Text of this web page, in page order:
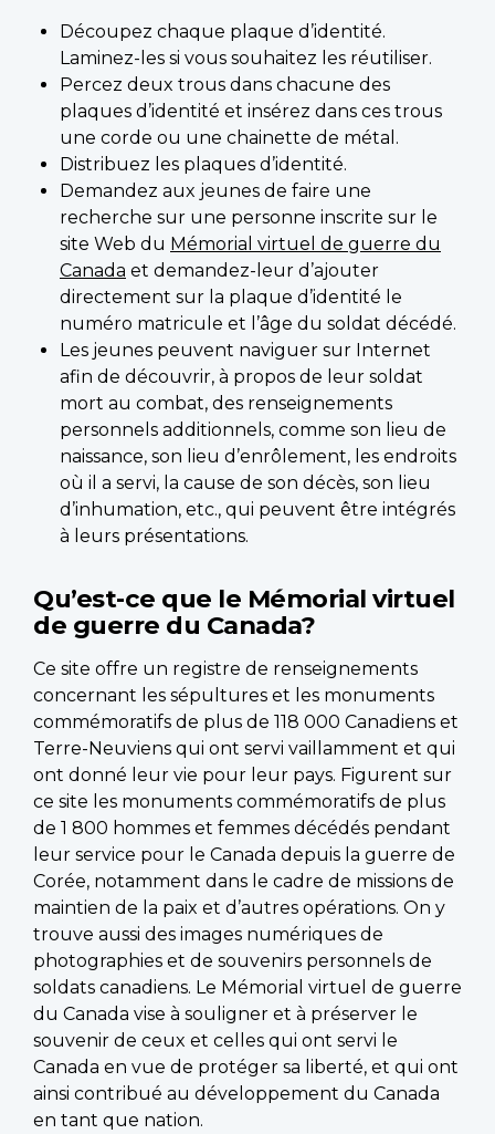
Découpez chaque plaque d’identité.
Laminez-les si vous souhaitez les réutiliser.
Percez deux trous dans chacune des
plaques d’identité et insérez dans ces trous
une corde ou une chainette de métal.
Distribuez les plaques d’identité.
Demandez aux jeunes de faire une
recherche sur une personne inscrite sur le
site Web du Mémorial virtuel de guerre du
Canada et demandez-leur d’ajouter
directement sur la plaque d’identité le
numéro matricule et l’âge du soldat décédé.
Les jeunes peuvent naviguer sur Internet
afin de découvrir, à propos de leur soldat
mort au combat, des renseignements
personnels additionnels, comme son lieu de
naissance, son lieu d’enrôlement, les endroits
où il a servi, la cause de son décès, son lieu
d’inhumation, etc., qui peuvent être intégrés
à leurs présentations.
Qu’est-ce que le Mémorial virtuel
de guerre du Canada?
Ce site offre un registre de renseignements
concernant les sépultures et les monuments
commémoratifs de plus de 118 000 Canadiens et
Terre-Neuviens qui ont servi vaillamment et qui
ont donné leur vie pour leur pays. Figurent sur
ce site les monuments commémoratifs de plus
de 1 800 hommes et femmes décédés pendant
leur service pour le Canada depuis la guerre de
Corée, notamment dans le cadre de missions de
maintien de la paix et d’autres opérations. On y
trouve aussi des images numériques de
photographies et de souvenirs personnels de
soldats canadiens. Le Mémorial virtuel de guerre
du Canada vise à souligner et à préserver le
souvenir de ceux et celles qui ont servi le
Canada en vue de protéger sa liberté, et qui ont
ainsi contribué au développement du Canada
en tant que nation.